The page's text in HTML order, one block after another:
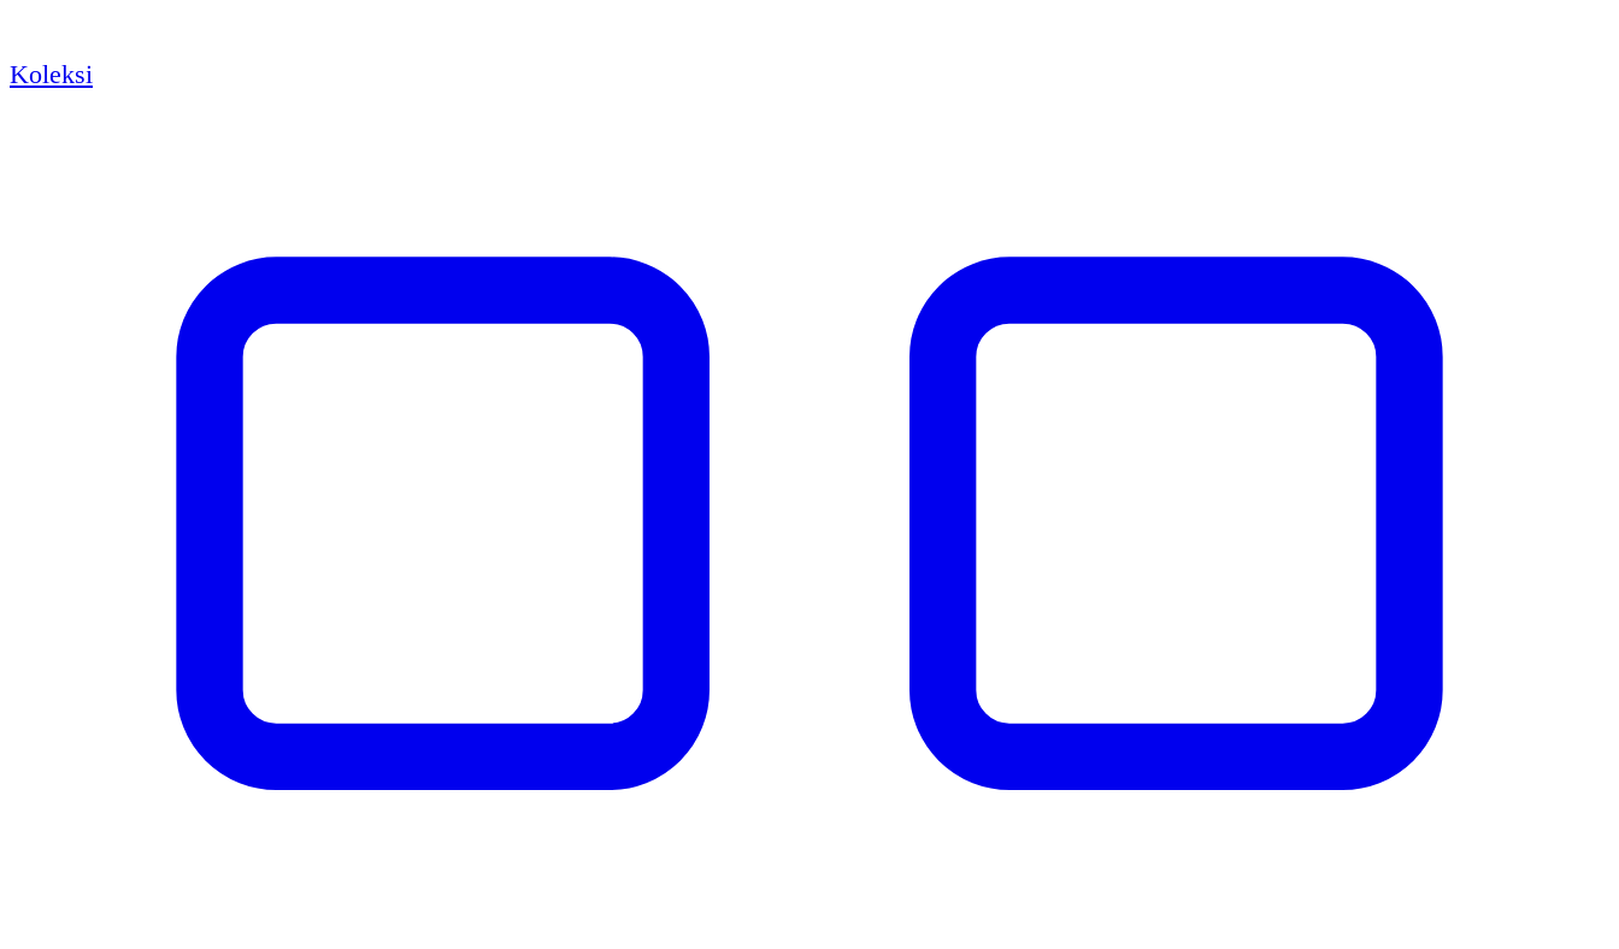
Koleksi